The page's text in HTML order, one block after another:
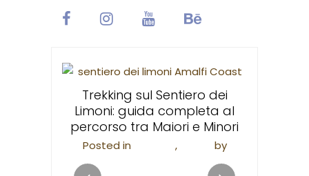
Trekking sul Sentiero dei
Limoni: guida completa al
percorso tra Maiori e Minori
Posted in ,
by
Valentina Scannapieco